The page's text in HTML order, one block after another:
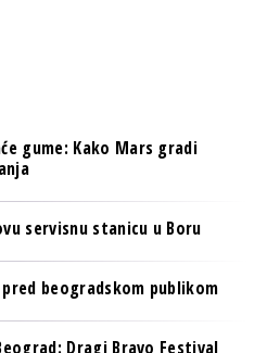
gume: Kako Mars gradi
servisnu stanicu u Boru
pred beogradskom publikom
Dragi Bravo Festival